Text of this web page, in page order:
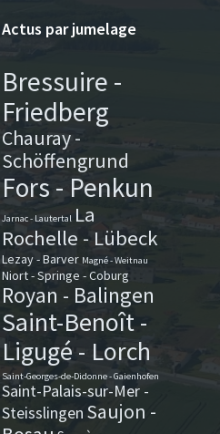
Actus par jumelage
Bressuire -
Friedberg
Chauray -
Schöffengrund
Fors - Penkun
Jarnac - Lautertal La
Rochelle - Lübeck
Lezay - Barver Magné - Weitnau
Niort - Springe - Coburg
Royan - Balingen
Saint-Benoît -
Ligugé - Lorch
Saint-Georges-de-Didonne - Gaienhofen
Saint-Palais-sur-Mer -
Steisslingen Saujon -